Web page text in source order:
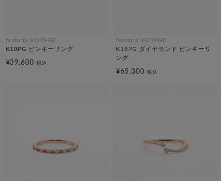
festaria VOYAGE
K10PG ピンキーリング
¥39,600税込
festaria VOYAGE
K18PG ダイヤモンド ピンキーリ
ング
¥69,300 税込